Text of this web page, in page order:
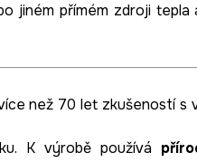
jiném přímém zdroji tepla
než 70 let zkušeností s
K výrobě používá